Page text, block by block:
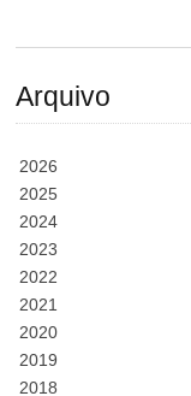
Arquivo
2026
2025
2024
2023
2022
2021
2020
2019
2018